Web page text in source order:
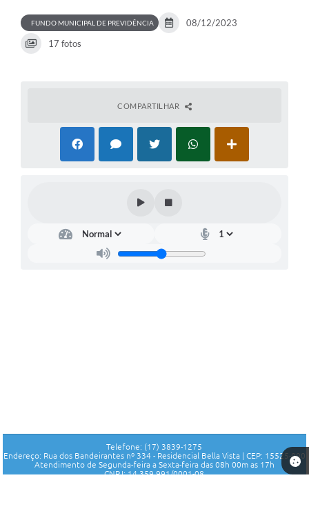
FUNDO MUNICIPAL DE PREVIDÊNCIA
08/12/2023
17 fotos
COMPARTILHAR
Telefone: (17) 3839-1275
Endereço: Rua dos Bandeirantes nº 334 - Residencial Bella Vista | CEP: 15525-000
Atendimento de Segunda-feira a Sexta-feira das 08h 00m as 17h
CNPJ: 14.359.991/0001-08